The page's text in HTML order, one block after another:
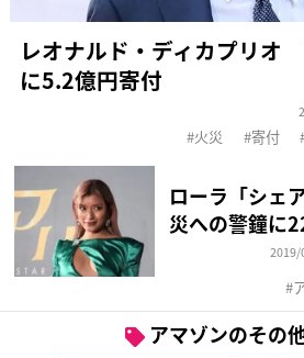
レオナルド・ディカプリオ
に5.2億円寄付
火災 寄付
ローラ「シェ
災への警鐘に
2019/
アマゾンのその